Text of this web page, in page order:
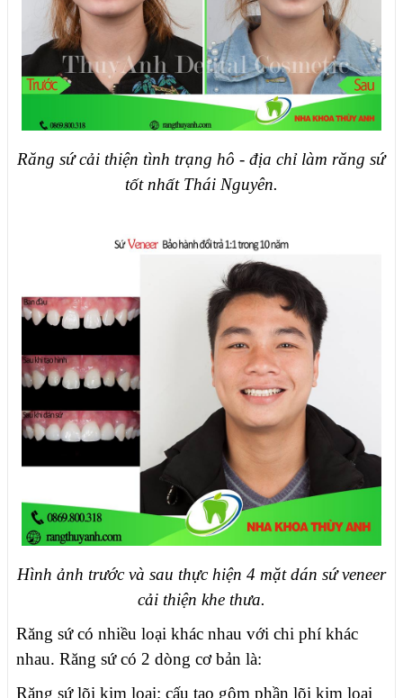
Răng sứ cải thiện tình trạng hô - địa chỉ làm răng sứ
tốt nhất Thái Nguyên.
Hình ảnh trước và sau thực hiện 4 mặt dán sứ veneer
cải thiện khe thưa.
Răng sứ có nhiều loại khác nhau với chi phí khác
nhau. Răng sứ có 2 dòng cơ bản là:
Răng sứ lõi kim loại: cấu tạo gôm phần lõi kim loại